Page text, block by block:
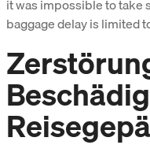
it was impossible to take
baggage delay is limited